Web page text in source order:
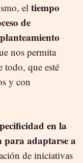
el tiempo
de
nos permita
todo, que esté
y con
en la
adaptarse a
de iniciativas